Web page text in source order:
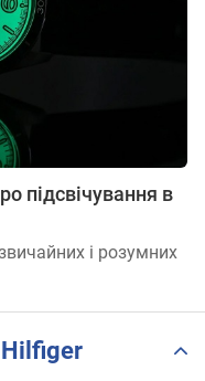
підсвічування в
і розумних
Hilfiger